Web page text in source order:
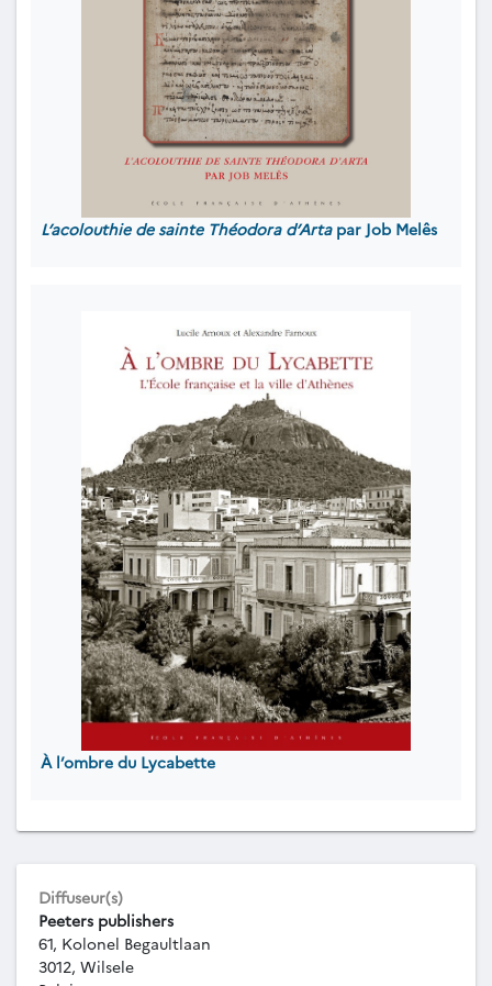
L’acolouthie de sainte Théodora d’Artapar Job Melês
À l’ombre du Lycabette
Diffuseur(s)
Peeters publishers
61, Kolonel Begaultlaan
3012, Wilsele